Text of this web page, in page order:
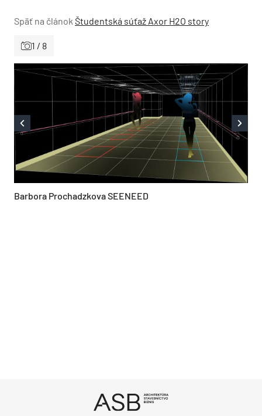
Späť na článok Študentská súťaž Axor H2O story
1 / 8
Barbora Prochadzkova SEENEED